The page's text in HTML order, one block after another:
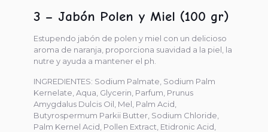
3 – Jabón Polen y Miel (100 gr)
Estupendo jabón de polen y miel con un delicioso
aroma de naranja, proporciona suavidad a la piel, la
nutre y ayuda a mantener el ph.
INGREDIENTES: Sodium Palmate, Sodium Palm
Kernelate, Aqua, Glycerin, Parfum, Prunus
Amygdalus Dulcis Oil, Mel, Palm Acid,
Butyrospermum Parkii Butter, Sodium Chloride,
Palm Kernel Acid, Pollen Extract, Etidronic Acid,